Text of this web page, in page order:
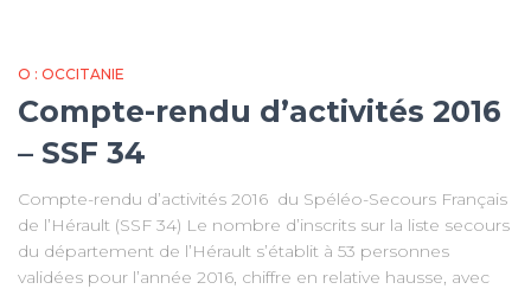
O : OCCITANIE
Compte-rendu d’activités 2016
– SSF 34
Compte-rendu d’activités 2016 du Spéléo-Secours Français
de l’Hérault (SSF 34) Le nombre d’inscrits sur la liste secours
du département de l’Hérault s’établit à 53 personnes
validées pour l’année 2016, chiffre en relative hausse, avec